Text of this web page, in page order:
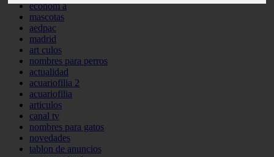
econom a
mascotas
aedpac
madrid
art culos
nombres para perros
actualidad
acuariofilia 2
acuariofilia
articulos
canal tv
nombres para gatos
novedades
tablon de anuncios